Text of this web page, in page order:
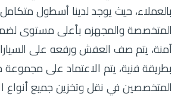
بالعملاء، حيث يوجد لدينا أسطول
المتخصصة والمجهزه بأعلى مستوى
آمنة، يتم صف العفش ورفعه على
بطريقة فنية، يتم الاعتماد على
المتخصصين في نقل وتخزين جميع أنواع